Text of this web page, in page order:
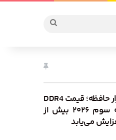
جستجو
بحران در بازار حافظه؛ قیمت DDR4
در سه‌ماهه سوم ۲۰۲۶ بیش از